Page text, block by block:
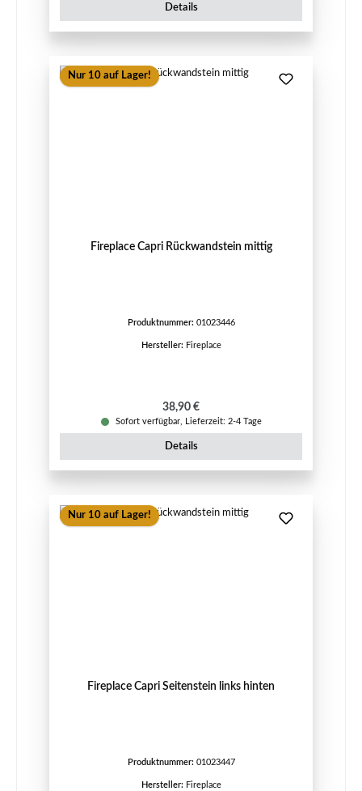
Details
Nur 10 auf Lager!
Fireplace Capri Rückwandstein mittig
Produktnummer: 01023446
Hersteller: Fireplace
Regulärer Preis:
38,90 €
Sofort verfügbar, Lieferzeit: 2-4 Tage
Details
Nur 10 auf Lager!
Fireplace Capri Seitenstein links hinten
Produktnummer: 01023447
Hersteller: Fireplace